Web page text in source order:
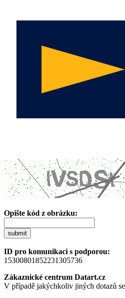
Opište kód z obrázku:
submit
ID pro komunikaci s podporou:
15300801852231305736
Zákaznické centrum Datart.cz
V případě jakýchkoliv jiných dotazů